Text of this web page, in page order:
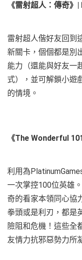
《雷射超人：傳奇》|
雷射超人偕好友回到
新關卡，個個都是別
能力（還能與好友一
式），並可解鎖小遊
的情境。
《The Wonderful
利用為
一次掌控100位英雄
奇的看家本領同心協
拳頭或是利刃，都是
險阻和危機！這些全
友情力抗邪惡勢力所